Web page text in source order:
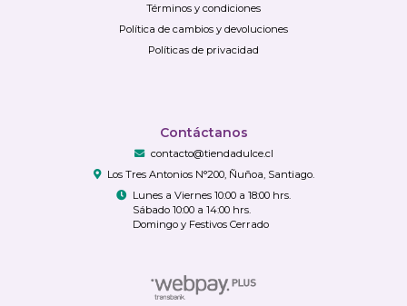
Términos y condiciones
Política de cambios y devoluciones
Políticas de privacidad
Contáctanos
contacto@tiendadulce.cl
Los Tres Antonios N°200, Ñuñoa, Santiago.
Lunes a Viernes 10:00 a 18:00 hrs.
Sábado 10:00 a 14:00 hrs.
Domingo y Festivos Cerrado